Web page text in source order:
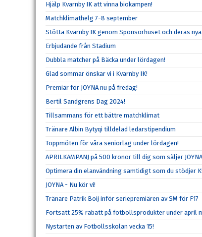
Hjälp Kvarnby IK att vinna biokampen!
Matchklimathelg 7-8 september
Stötta Kvarnby IK genom Sponsorhuset och deras nya
Erbjudande från Stadium
Dubbla matcher på Bäcka under lördagen!
Glad sommar önskar vi i Kvarnby IK!
Premiär för JOYNA nu på fredag!
Bertil Sandgrens Dag 2024!
Tillsammans för ett bättre matchklimat
Tränare Albin Bytyqi tilldelad ledarstipendium
Toppmöten för våra seniorlag under lördagen!
APRILKAMPANJ på 500 kronor till dig som säljer
Optimera din elanvändning samtidigt som du stödjer
JOYNA - Nu kör vi!
Tränare Patrik Boij inför seriepremiären av SM för F17
Fortsatt 25% rabatt på fotbollsprodukter under april
Nystarten av Fotbollsskolan vecka 15!